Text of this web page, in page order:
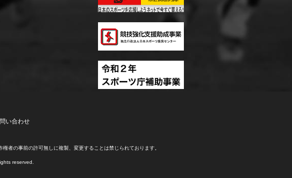
い合わせ
者の事前の許可無しに複製、変更することは禁じられております。
reserved.